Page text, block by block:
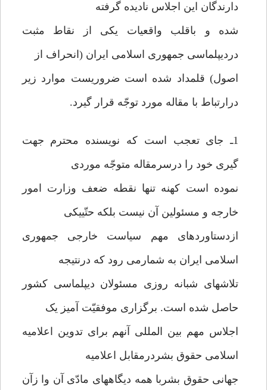
دارندگان این اجلاس نادیده گرفته
شده و باقلب واقعیات یکی از نقاط مثبت
دردیپلماسی جمهوری اسلامی ایران (انحراف از
اصول) قلمداد شده است ضروریست موارد زیر
درارتباط با مقاله مورد توجّه قرار گیرد.
1ـ جای تعجب است که نویسنده محترم جهت
گیری خود را درسرمقاله متوجّه موردی
نموده است کهنه تنها نقطه ضعف وزارت امور
خارجه و مسئولین آن نیست بلکه حتّییکی
ازدستاوردهای مهم سیاست خارجی جمهوری
اسلامی ایران به شمارمی رود که درنتیجه
تلاشهای شبانه روزی مسئولان دیپلماسی کشور
حاصل شده است. برگزاری موفقیّت آمیز یک
اجلاس مهم بین المللی آنهم برای تدوین اعلامیه
اسلامی حقوق بشردرمقابل اعلامیه
جهانی حقوق بشربا همه دیگاههای مادّی آن وا زآن